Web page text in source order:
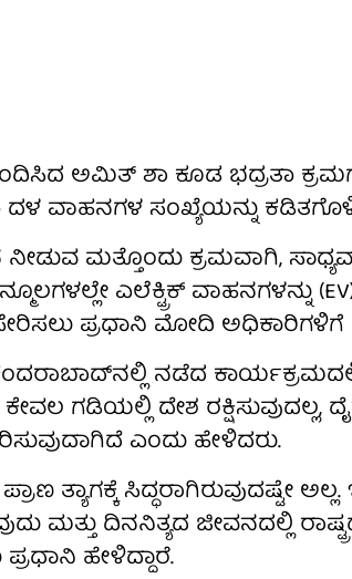
ಅಮಿತ್ ಶಾ ಕೂಡ ಭದ್ರತಾ
ದಳ ವಾಹನಗಳ ಸಂಖ್ಯೆಯನ್ನು
ಮತ್ತೊಂದು ಕ್ರಮವಾಗಿ,
ಎಲೆಕ್ಟ್ರಿಕ್ ವಾಹನಗಳನ್ನು
ಪ್ರಧಾನಿ ಮೋದಿ ಅಧಿಕಾರಿಗಳಿಗೆ
ನಡೆದ
ಗಡಿಯಲ್ಲಿ ದೇಶ ರಕ್ಷಿಸುವುದಲ್ಲ,
ಎಂದು ಹೇಳಿದರು.
ತ್ಯಾಗಕ್ಕೆ ಸಿದ್ಧರಾಗಿರುವುದಷ್ಟೇ
ಮತ್ತು ದಿನನಿತ್ಯದ ಜೀವನದಲ್ಲಿ
ಹೇಳಿದ್ದಾರೆ.